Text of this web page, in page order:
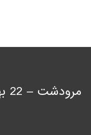
مرودشت – 22 بهمن شمالی